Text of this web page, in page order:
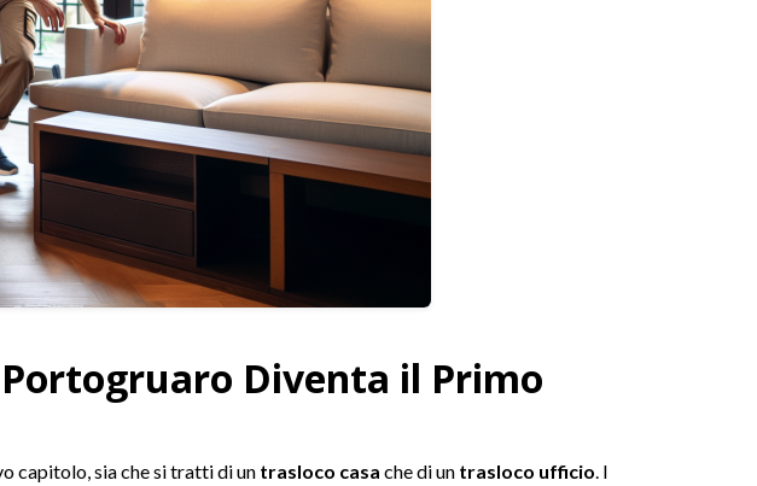
Diventa il Primo
capitolo, sia che si tratti di un trasloco casa che di un trasloco ufficio. I